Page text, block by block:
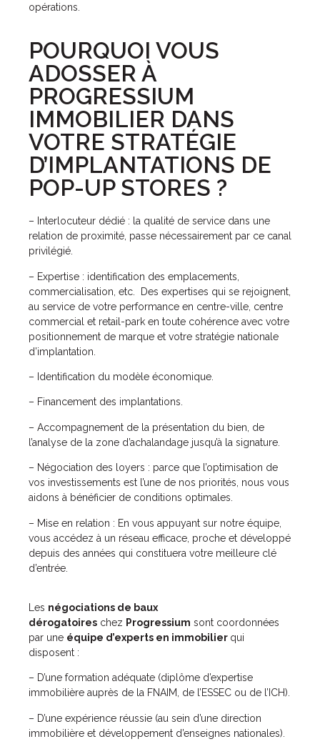
opérations.
POURQUOI VOUS
ADOSSER À
PROGRESSIUM
IMMOBILIER DANS
VOTRE STRATÉGIE
D’IMPLANTATIONS DE
POP-UP STORES ?
– Interlocuteur dédié : la qualité de service dans une
relation de proximité, passe nécessairement par ce canal
privilégié.
– Expertise : identification des emplacements,
commercialisation, etc. Des expertises qui se rejoignent,
au service de votre performance en centre-ville, centre
commercial et retail-park en toute cohérence avec votre
positionnement de marque et votre stratégie nationale
d’implantation.
– Identification du modèle économique.
– Financement des implantations.
– Accompagnement de la présentation du bien, de
l’analyse de la zone d’achalandage jusqu’à la signature.
– Négociation des loyers : parce que l’optimisation de
vos investissements est l’une de nos priorités, nous vous
aidons à bénéficier de conditions optimales.
– Mise en relation : En vous appuyant sur notre équipe,
vous accédez à un réseau efficace, proche et développé
depuis des années qui constituera votre meilleure clé
d’entrée.
Les négociations de baux
dérogatoires chez Progressium sont coordonnées
par une équipe d’experts en immobilier qui
disposent :
– D’une formation adéquate (diplôme d’expertise
immobilière auprès de la FNAIM, de l’ESSEC ou de l’ICH).
– D’une expérience réussie (au sein d’une direction
immobilière et développement d’enseignes nationales).